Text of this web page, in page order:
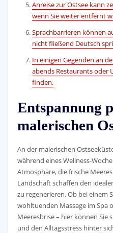
Anreise zur Ostsee kann
wenn Sie weiter entfernt
Sprachbarrieren können
nicht fließend Deutsch
In einigen Gegenden an
abends Restaurants oder
finden.
Entspannung
malerischen
An der malerischen
während eines Wellness-
Atmosphäre, die frische
Landschaft schaffen den
zu regenerieren. Ob bei einem
wohltuenden Massage im Spa
Meeresbrise – hier können
und den Alltagsstress hinter